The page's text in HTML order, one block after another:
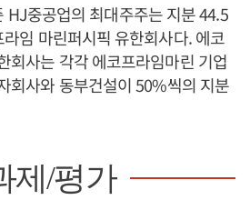
HJ중공업의 최대주주는 지분 44.5
임 마린퍼시픽 유한회사다. 에코
회사는 각각 에코프라임마린 기업
회사와 동부건설이 50%씩의 지분
제/평가